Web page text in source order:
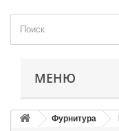
МЕНЮ
Фурнитура